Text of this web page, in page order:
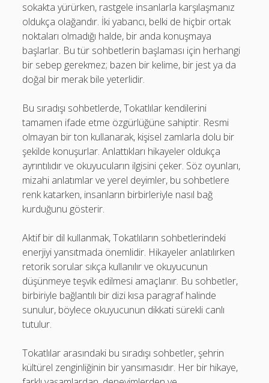
sokakta yürürken, rastgele insanlarla karşılaşmanız
oldukça olağandır. İki yabancı, belki de hiçbir ortak
noktaları olmadığı halde, bir anda konuşmaya
başlarlar. Bu tür sohbetlerin başlaması için herhangi
bir sebep gerekmez; bazen bir kelime, bir jest ya da
doğal bir merak bile yeterlidir.
Bu sıradışı sohbetlerde, Tokatlılar kendilerini
tamamen ifade etme özgürlüğüne sahiptir. Resmi
olmayan bir ton kullanarak, kişisel zamlarla dolu bir
şekilde konuşurlar. Anlattıkları hikayeler oldukça
ayrıntılıdır ve okuyucuların ilgisini çeker. Söz oyunları,
mizahi anlatımlar ve yerel deyimler, bu sohbetlere
renk katarken, insanların birbirleriyle nasıl bağ
kurduğunu gösterir.
Aktif bir dil kullanmak, Tokatlıların sohbetlerindeki
enerjiyi yansıtmada önemlidir. Hikayeler anlatılırken
retorik sorular sıkça kullanılır ve okuyucunun
düşünmeye teşvik edilmesi amaçlanır. Bu sohbetler,
birbiriyle bağlantılı bir dizi kısa paragraf halinde
sunulur, böylece okuyucunun dikkati sürekli canlı
tutulur.
Tokatlılar arasındaki bu sıradışı sohbetler, şehrin
kültürel zenginliğinin bir yansımasıdır. Her bir hikaye,